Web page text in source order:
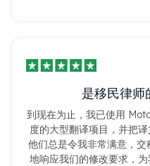
是移民律师
到现在为止，我已使用
度的大型翻译项目，并把
他们总是令我非常满意，
地响应我们的修改要求，